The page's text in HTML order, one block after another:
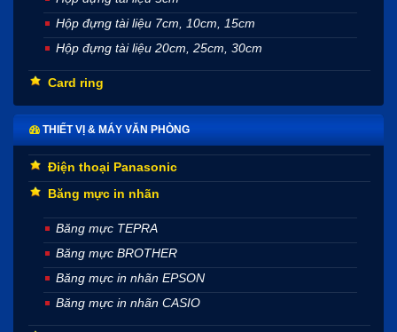
Hộp đựng tài liệu 7cm, 10cm, 15cm
Hộp đựng tài liệu 20cm, 25cm, 30cm
Card ring
THIẾT VỊ & MÁY VĂN PHÒNG
Điện thoại Panasonic
Băng mực in nhãn
Băng mực TEPRA
Băng mực BROTHER
Băng mực in nhãn EPSON
Băng mực in nhãn CASIO